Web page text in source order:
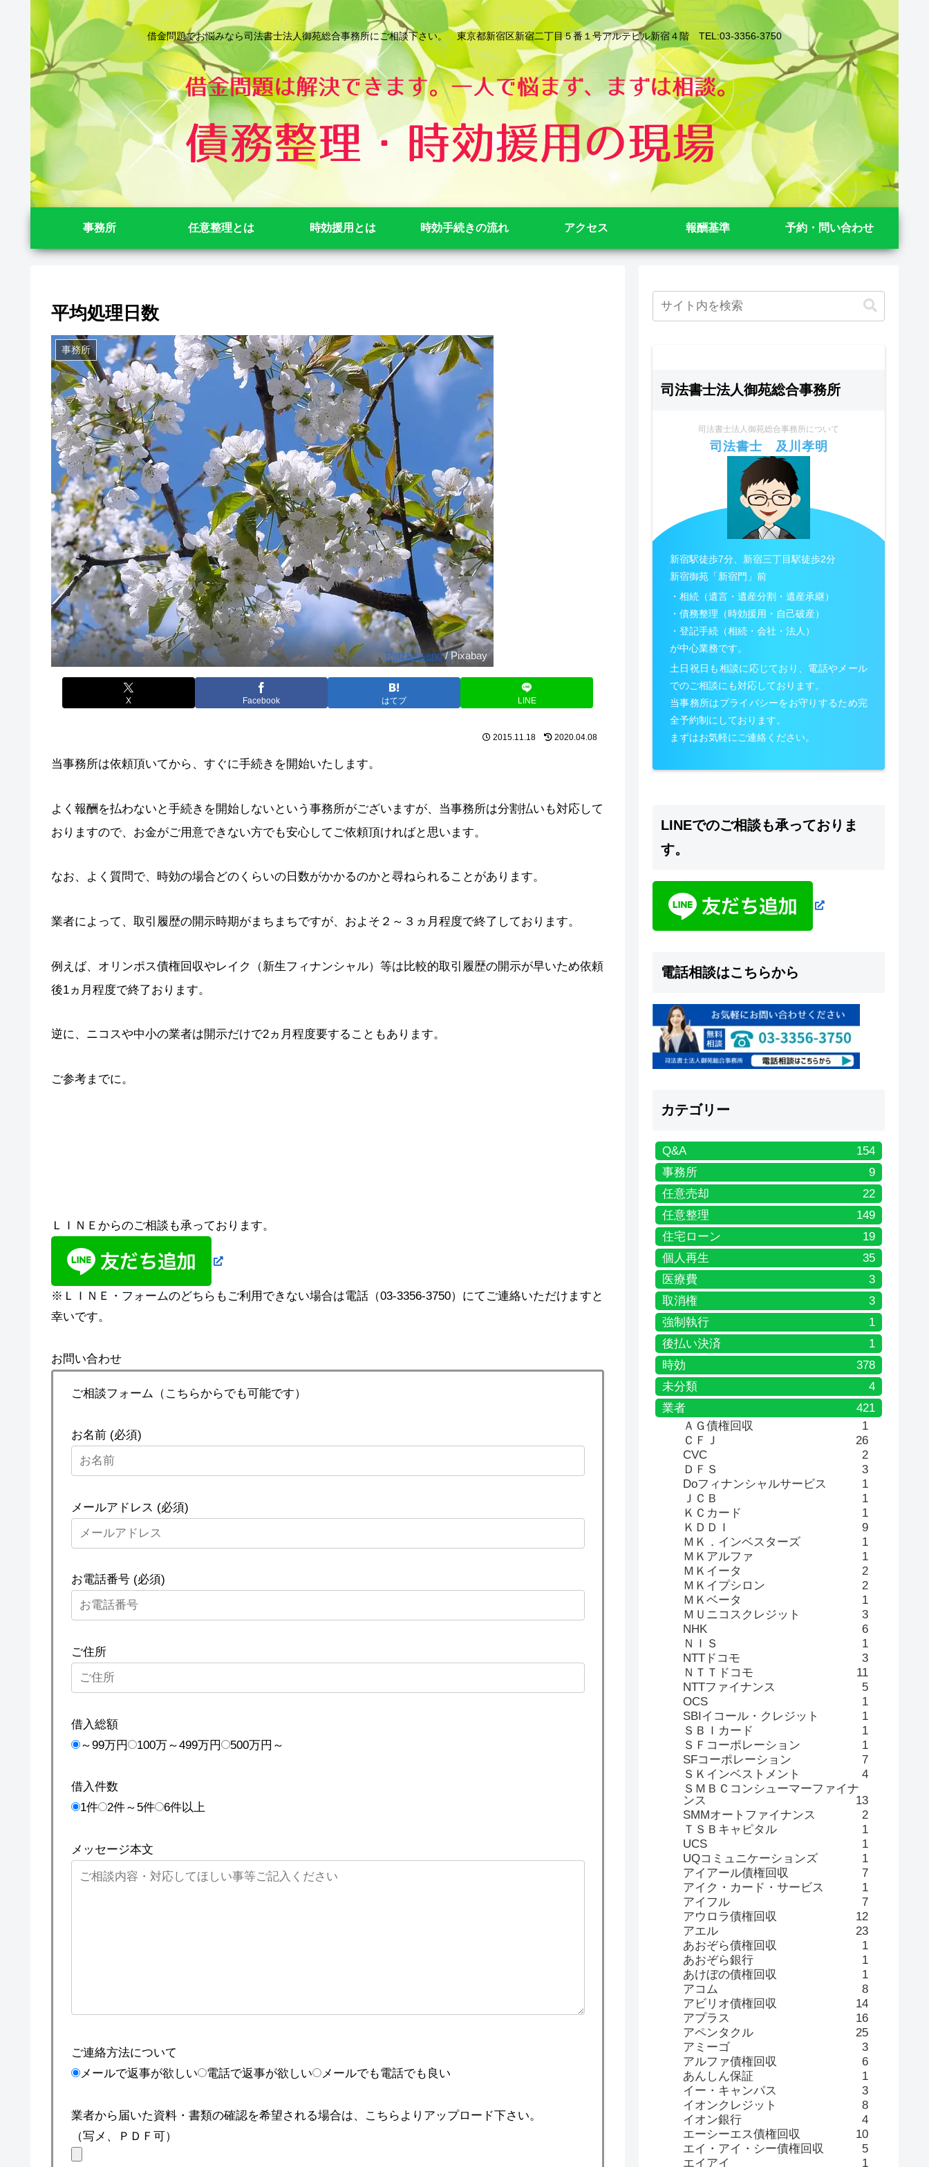
借金問題でお悩みなら司法書士法人御苑総合事務所にご相談下さい。 東京都新宿区新宿二丁目５番１号アルテビル新宿４階 TEL:03-3356-3750
事務所 任意整理とは 時効援用とは 時効手続きの流れ アクセス 報酬基準 予約・問い合わせ
平均処理日数
事務所
Potztausend/ Pixabay
X Facebook はてブ LINE
2015.11.18 2020.04.08
当事務所は依頼頂いてから、すぐに手続きを開始いたします。
よく報酬を払わないと手続きを開始しないという事務所がございますが、当事務所は分割払いも対応して
おりますので、お金がご用意できない方でも安心してご依頼頂ければと思います。
なお、よく質問で、時効の場合どのくらいの日数がかかるのかと尋ねられることがあります。
業者によって、取引履歴の開示時期がまちまちですが、およそ２～３ヵ月程度で終了しております。
例えば、オリンポス債権回収やレイク（新生フィナンシャル）等は比較的取引履歴の開示が早いため依頼
後1ヵ月程度で終了おります。
逆に、ニコスや中小の業者は開示だけで2ヵ月程度要することもあります。
ご参考までに。
ＬＩＮＥからのご相談も承っております。
※ＬＩＮＥ・フォームのどちらもご利用できない場合は電話（03-3356-3750）にてご連絡いただけますと
幸いです。
お問い合わせ
ご相談フォーム（こちらからでも可能です）
お名前 (必須)
メールアドレス (必須)
お電話番号 (必須)
ご住所
借入総額
～99万円
100万～499万円 500万円～
借入件数
1件
2件～5件 6件以上
メッセージ本文
ご連絡方法について
メールで返事が欲しい
電話で返事が欲しい メールでも電話でも良い
業者から届いた資料・書類の確認を希望される場合は、こちらよりアップロード下さい。
（写メ、ＰＤＦ可）
司法書士法人御苑総合事務所
司法書士法人御苑総合事務所について
司法書士 及川孝明
新宿駅徒歩7分、新宿三丁目駅徒歩2分
新宿御苑「新宿門」前
・相続（遺言・遺産分割・遺産承継）
・債務整理（時効援用・自己破産）
・登記手続（相続・会社・法人）
が中心業務です。
土日祝日も相談に応じており、電話やメール
でのご相談にも対応しております。
当事務所はプライバシーをお守りするため完
全予約制にしております。
まずはお気軽にご連絡ください。
LINEでのご相談も承っておりま
す。
電話相談はこちらから
カテゴリー
Q&A
154
事務所
9
任意売却
22
任意整理
149
住宅ローン
19
個人再生
35
医療費
3
取消権
3
強制執行
1
後払い決済
1
時効
378
未分類
4
業者
421
ＡＧ債権回収
1
ＣＦＪ
26
CVC
2
ＤＦＳ
3
Doフィナンシャルサービス
1
ＪＣＢ
1
ＫＣカード
1
ＫＤＤＩ
9
ＭＫ．インベスターズ
1
ＭＫアルファ
1
ＭＫイータ
2
ＭＫイプシロン
2
ＭＫベータ
1
ＭＵニコスクレジット
3
NHK
6
ＮＩＳ
1
NTTドコモ
3
ＮＴＴドコモ
11
NTTファイナンス
5
OCS
1
SBIイコール・クレジット
1
ＳＢＩカード
1
ＳＦコーポレーション
1
SFコーポレーション
7
ＳＫインベストメント
4
ＳＭＢＣコンシューマーファイナ
ンス
13
SMMオートファイナンス
2
ＴＳＢキャピタル
1
UCS
1
UQコミュニケーションズ
1
アイアール債権回収
7
アイク・カード・サービス
1
アイフル
7
アウロラ債権回収
12
アエル
23
あおぞら債権回収
1
あおぞら銀行
1
あけぼの債権回収
1
アコム
8
アビリオ債権回収
14
アプラス
16
アペンタクル
25
アミーゴ
3
アルファ債権回収
6
あんしん保証
1
イー・キャンパス
3
イオンクレジット
8
イオン銀行
4
エーシーエス債権回収
10
エイ・アイ・シー債権回収
5
エイアイ
1